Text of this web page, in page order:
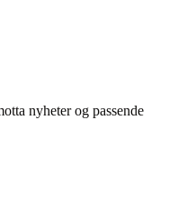
nyheter og passende